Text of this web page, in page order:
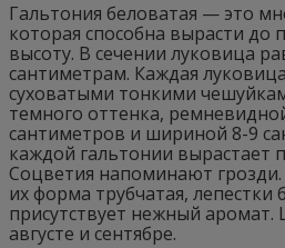
Гальтония беловатая — это
которая способна вырасти до
высоту. В сечении луковица
сантиметрам. Каждая
суховатыми тонкими
темного оттенка,
сантиметров и шириной 8-9
каждой гальтонии вырастает
Соцветия напоминают
их форма трубчатая, лепестки
присутствует нежный аромат.
августе и сентябре.